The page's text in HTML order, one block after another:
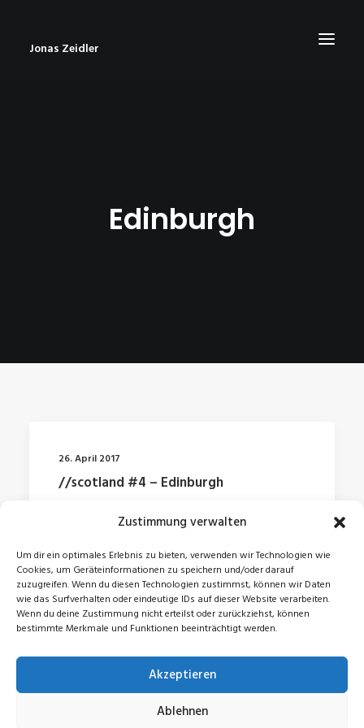
Zustimmung verwalten
Um dir ein optimales Erlebnis zu bieten, verwenden wir Technologien wie
Cookies, um Geräteinformationen zu speichern und/oder darauf
zuzugreifen. Wenn du diesen Technologien zustimmst, können wir Daten
wie das Surfverhalten oder eindeutige IDs auf dieser Website verarbeiten.
Wenn du deine Zustimmung nicht erteilst oder zurückziehst, können
bestimmte Merkmale und Funktionen beeinträchtigt werden.
Akzeptieren
Ablehnen
Jonas Zeidler
Edinburgh
26. April 2017
//scotland #4 – Edinburgh
© 2026 Jonas Zeidler. All rights reserved